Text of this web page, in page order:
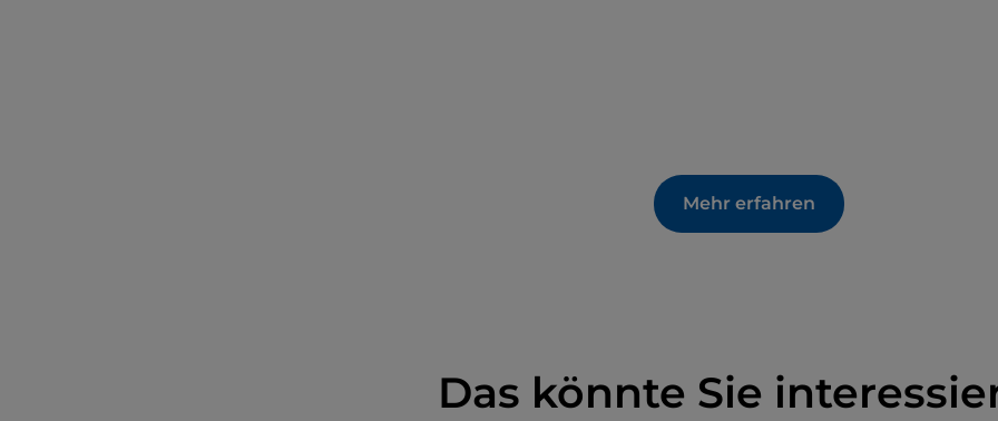
Mehr erfahren
Das könnte Sie